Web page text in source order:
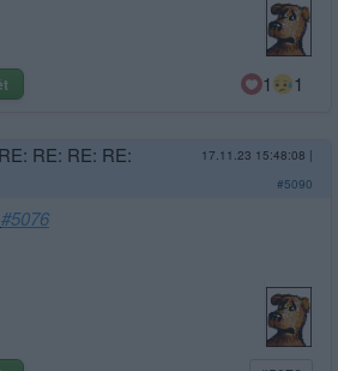
1 1
RE: RE: RE: RE: 17.11.23 15:48:08 |
#5090
#5076